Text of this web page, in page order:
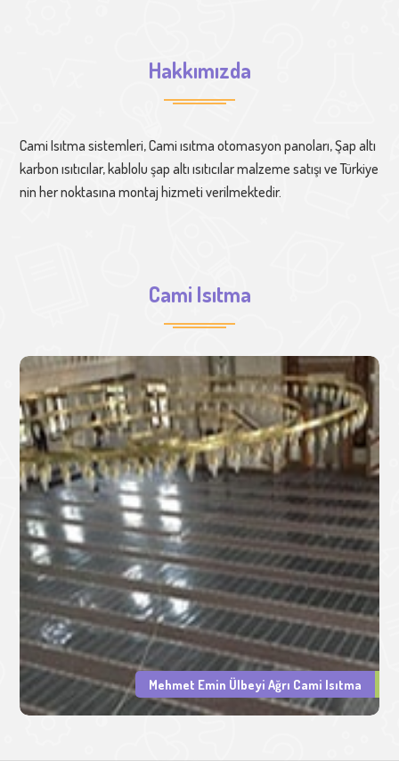
Hakkımızda
Cami Isıtma sistemleri, Cami ısıtma otomasyon panoları, Şap altı
karbon ısıtıcılar, kablolu şap altı ısıtıcılar malzeme satışı ve Türkiye
nin her noktasına montaj hizmeti verilmektedir.
Cami Isıtma
Mehmet Emin Ülbeyi Ağrı Cami Isıtma